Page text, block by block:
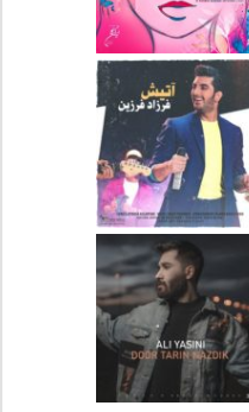
دانلود آهنگ جدید علی
لهراسبی بنام صورت
دانلود آهنگ جدید فرزاد
فرزین بنام آتیش